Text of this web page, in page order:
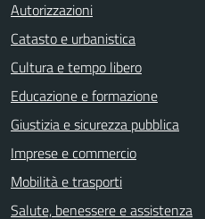
Autorizzazioni
Catasto e urbanistica
Cultura e tempo libero
Educazione e formazione
Giustizia e sicurezza pubblica
Imprese e commercio
Mobilità e trasporti
Salute, benessere e assistenza